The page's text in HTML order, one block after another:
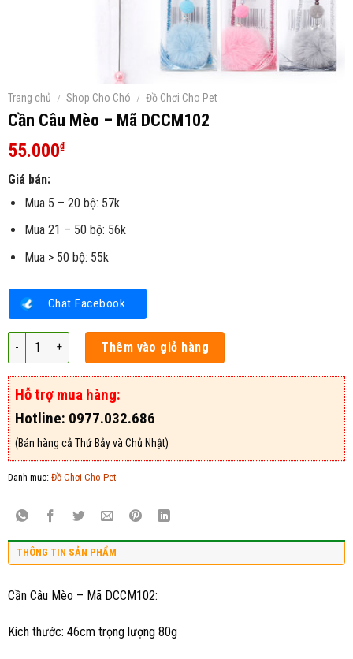
Trang chủ / Shop Cho Chó / Đồ Chơi Cho Pet
Cần Câu Mèo – Mã DCCM102
55.000₫
Giá bán:
Mua 5 – 20 bộ: 57k
Mua 21 – 50 bộ: 56k
Mua > 50 bộ: 55k
Chat Facebook
Cần Câu Mèo – Mã DCCM102 số lượng
Thêm vào giỏ hàng
Hỗ trợ mua hàng:
Hotline: 0977.032.686
(Bán hàng cả Thứ Bảy và Chủ Nhật)
Danh mục: Đồ Chơi Cho Pet
THÔNG TIN SẢN PHẨM
Cần Câu Mèo – Mã DCCM102:
Kích thước: 46cm trọng lượng 80g